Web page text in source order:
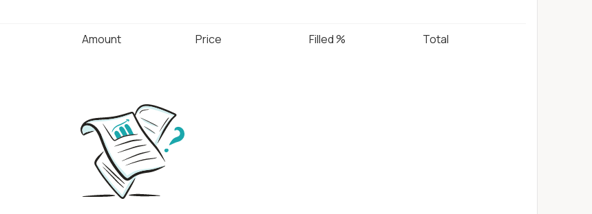
Amount Price Filled % Total